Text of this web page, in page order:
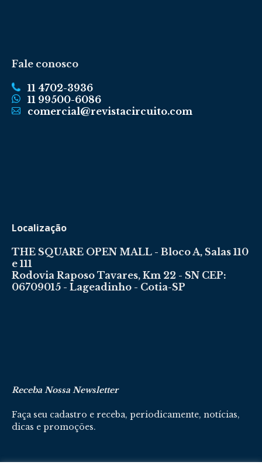
Fale conosco
11 4702-3936
11 99500-6086
comercial@revistacircuito.com
Localização
THE SQUARE OPEN MALL - Bloco A, Salas 110
e 111
Rodovia Raposo Tavares, Km 22 - SN CEP:
06709015 - Lageadinho - Cotia-SP
Receba Nossa Newsletter
Faça seu cadastro e receba, periodicamente, notícias,
dicas e promoções.